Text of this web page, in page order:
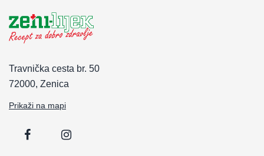
Travnička cesta br. 50
72000, Zenica
Prikaži na mapi